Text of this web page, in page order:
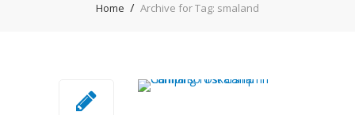
Home Archive for Tag: smaland